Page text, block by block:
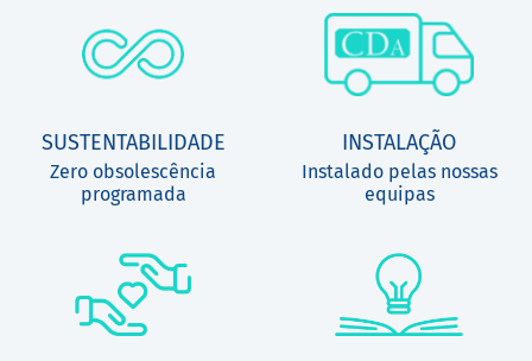
SUSTENTABILIDADE
Zero obsolescência
programada
INSTALAÇÃO
Instalado pelas nossas
equipas